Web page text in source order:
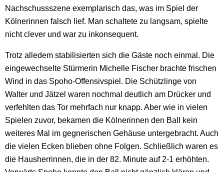
Nachschussszene exemplarisch das, was im Spiel der
Kölnerinnen falsch lief. Man schaltete zu langsam, spielte
nicht clever und war zu inkonsequent.
Trotz alledem stabilisierten sich die Gäste noch einmal. Die
eingewechselte Stürmerin Michelle Fischer brachte frischen
Wind in das Spoho-Offensivspiel. Die Schützlinge von
Walter und Jätzel waren nochmal deutlich am Drücker und
verfehlten das Tor mehrfach nur knapp. Aber wie in vielen
Spielen zuvor, bekamen die Kölnerinnen den Ball kein
weiteres Mal im gegnerischen Gehäuse untergebracht. Auch
die vielen Ecken blieben ohne Folgen. Schließlich waren es
die Hausherrinnen, die in der 82. Minute auf 2-1 erhöhten.